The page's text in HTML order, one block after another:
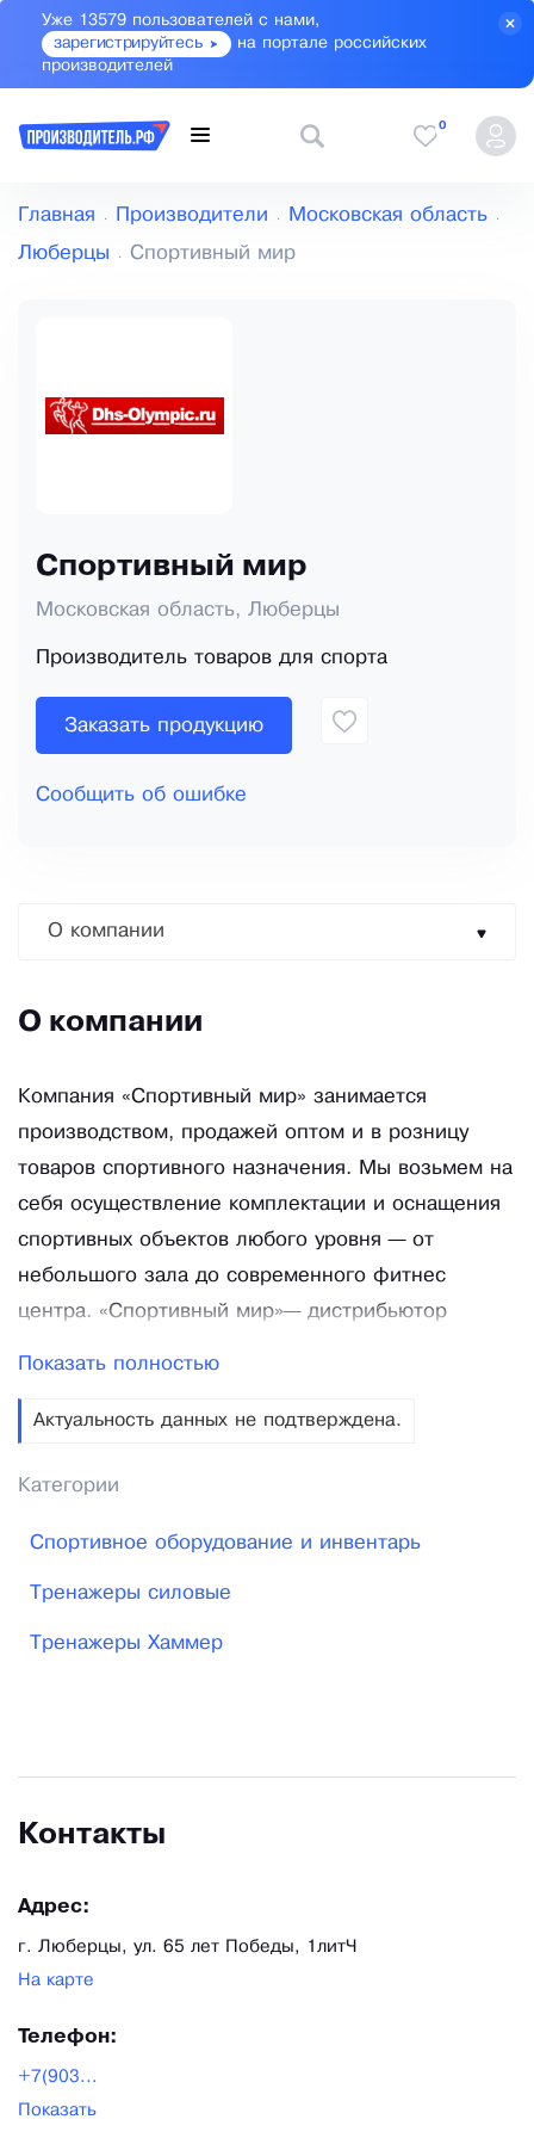
Уже 13579 пользователей с нами,
зарегистрируйтесь
на портале российских
производителей
0
Главная Производители Московская область
Люберцы Спортивный мир
Спортивный мир
Московская область, Люберцы
Производитель товаров для спорта
Заказать продукцию
Сообщить об ошибке
О компании
О компании
Компания «Спортивный мир» занимается
производством, продажей оптом и в розницу
товаров спортивного назначения. Мы возьмем на
себя осуществление комплектации и оснащения
спортивных объектов любого уровня — от
небольшого зала до современного фитнес
центра. «Спортивный мир»— дистрибьютор
производственном процессе в качестве
качеством производимой продукции и
характеристики и внешний вид спортивных
товаров, предлагаемых нашим клиентам.
многофункциональные комплексы, оборудование
постепенно включать в свой ассортимент и иные
формирование широкого ассортимента
тренажеров, охватывающего все возрастные
группы: от детей 3–4-летнего возраста и людей с
разной степенью физической подготовки.
для реабилитационных и восстановительных
Показать полностью
Актуальность данных не подтверждена.
Категории
Спортивное оборудование и инвентарь
Тренажеры силовые
Тренажеры Хаммер
Контакты
Адрес:
г. Люберцы, ул. 65 лет Победы, 1литЧ
На карте
Телефон:
+7(903...
Показать